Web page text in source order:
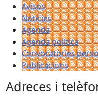
Avisos
Notícies
Agenda
Agenda política
Convocatòries
Publicacions
Adreces i